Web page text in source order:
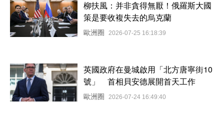
柳扶風：并非貪得無厭！俄羅斯大國
策是要收複失去的烏克蘭
歐洲圈 2026-07-25 16:18:39
英國政府在曼城啟用「北方唐寧街10
號」 首相貝安德展開首天工作
歐洲圈 2026-07-24 16:49:40